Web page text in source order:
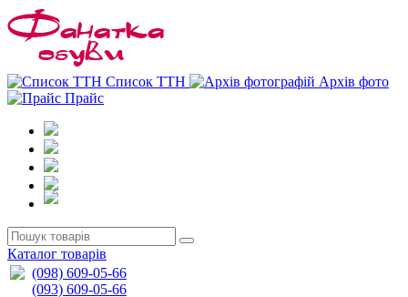
Список ТТН
Архів фото
Прайс
Каталог товарів
(098) 609-05-66
(093) 609-05-66